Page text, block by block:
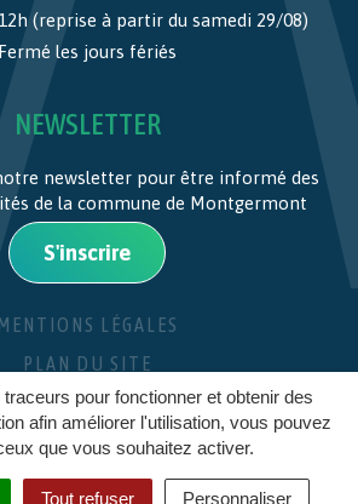
pour fonctionner et obtenir des
afin améliorer l'utilisation, vous pouvez
que vous souhaitez activer.
Tout refuser Personnaliser
(reprise à partir du samedi 29/08)
Fermé les jours fériés
NEWSLETTER
newsletter pour être informé des
de la commune de Montgermont
S'inscrire
MENTIONS LÉGALES
PLAN DU SITE
CRÉDITS